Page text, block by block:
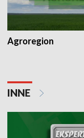
Agroregion
INNE